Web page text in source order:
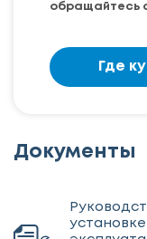
обращайтесь
Где
Документы
установке